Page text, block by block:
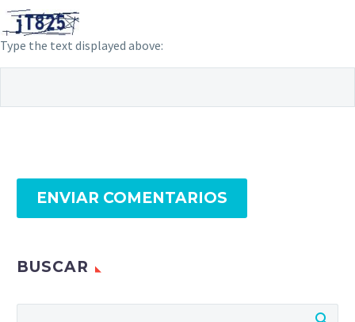
Type the text displayed above:
ENVIAR COMENTARIOS
BUSCAR